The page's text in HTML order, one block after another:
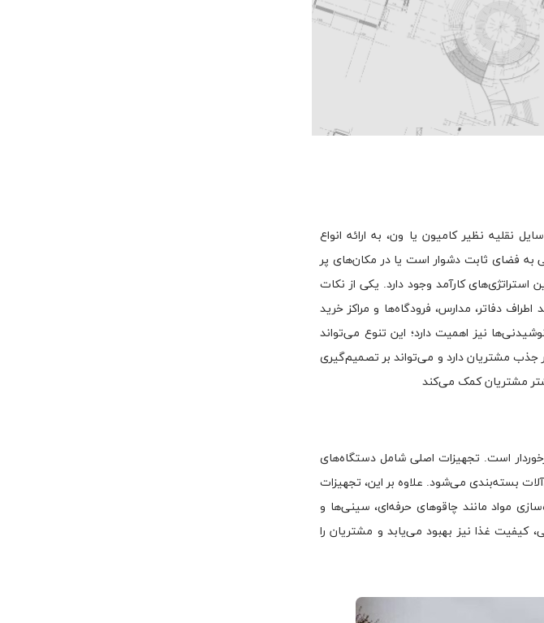
نقلیه نظیر کامیون یا ون، به ارائه انواع
به فضای ثابت دشوار است یا در مکان‌های پر
استراتژی‌های کارآمد وجود دارد. یکی از نکات
دفاتر، مدارس، فرودگاه‌ها و مراکز خرید
نیز اهمیت دارد؛ این تنوع می‌تواند
مشتریان دارد و می‌تواند بر تصمیم‌گیری
مشتریان کمک می‌کند
است. تجهیزات اصلی شامل دستگاه‌های
بسته‌بندی می‌شود. علاوه بر این، تجهیزات
مواد مانند چاقوهای حرفه‌ای، سینی‌ها و
غذا نیز بهبود می‌یابد و مشتریان را